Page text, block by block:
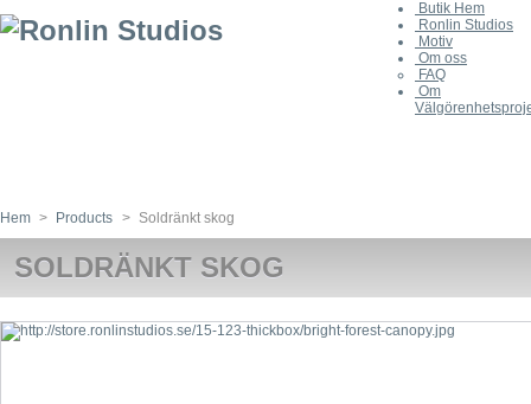
Butik Hem
Ronlin Studios
Motiv
Om oss
FAQ
Om
Hem > Products > Soldränkt skog
SOLDRÄNKT SKOG